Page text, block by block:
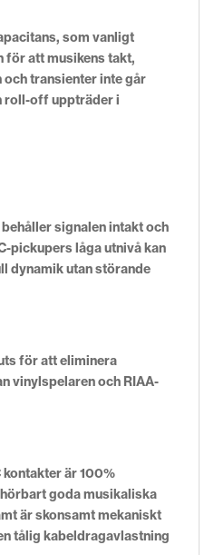
som vanligt
för att musikens takt,
transienter inte går
roll-off uppträder i
signalen intakt och
pickupers låga utnivå kan
dynamik utan störande
för att eliminera
vinylspelaren och RIAA-
kontakter är 100%
goda musikaliska
är skonsamt mekaniskt
tålig kabeldragavlastning